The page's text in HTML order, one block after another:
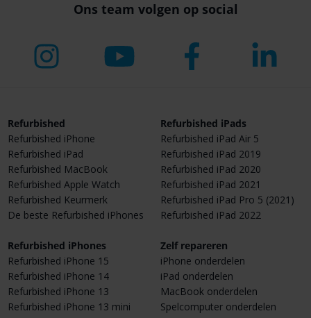
Ons team volgen op social
Refurbished
Refurbished iPhone
Refurbished iPad
Refurbished MacBook
Refurbished Apple Watch
Refurbished Keurmerk
De beste Refurbished iPhones
Refurbished iPhones
Refurbished iPhone 15
Refurbished iPhone 14
Refurbished iPhone 13
Refurbished iPhone 13 mini
Refurbished iPads
Refurbished iPad Air 5
Refurbished iPad 2019
Refurbished iPad 2020
Refurbished iPad 2021
Refurbished iPad Pro 5 (2021)
Refurbished iPad 2022
Zelf repareren
iPhone onderdelen
iPad onderdelen
MacBook onderdelen
Spelcomputer onderdelen